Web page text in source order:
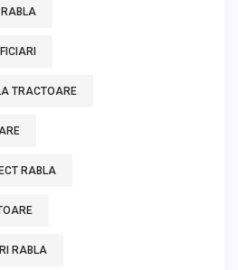
RABLA
TRACTOARE
RABLA
RABLA